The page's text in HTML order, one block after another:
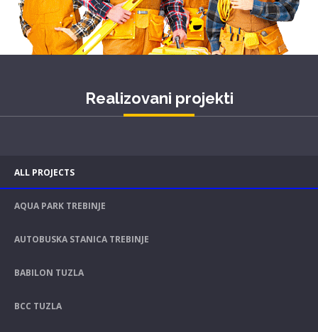
Realizovani projekti
ALL PROJECTS
AQUA PARK TREBINJE
AUTOBUSKA STANICA TREBINJE
BABILON TUZLA
BCC TUZLA